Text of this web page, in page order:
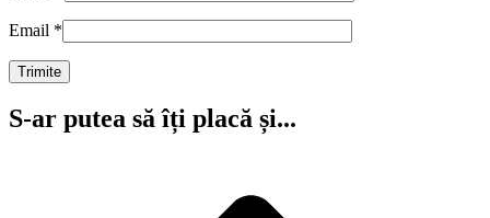
Email *
S-ar putea să îți placă și...